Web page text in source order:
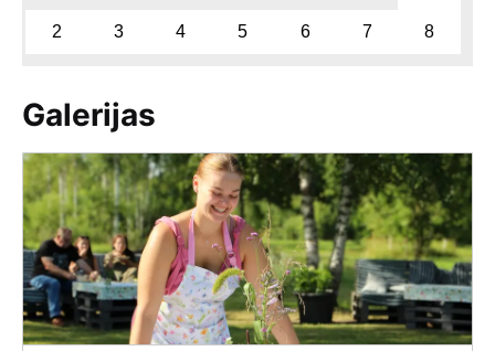
2 3 4 5 6 7 8
Galerijas